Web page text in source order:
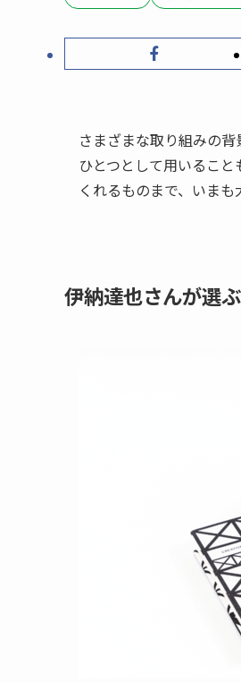
さまざまな取り組みの
ひとつとして用いるこ
くれるものまで、いまも
伊納達也さんが選